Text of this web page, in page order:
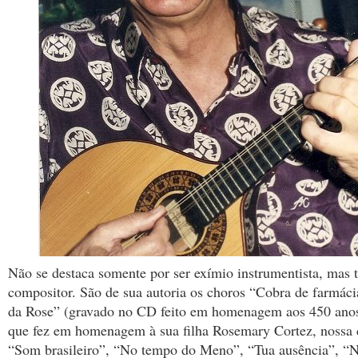
Não se destaca somente por ser exímio instrumentista, mas
compositor. São de sua autoria os choros “Cobra de
da Rose” (gravado no CD feito em homenagem aos 450
que fez em homenagem à sua filha Rosemary Cortez,
“Som brasileiro”, “No tempo do Meno”, “Tua ausência”,